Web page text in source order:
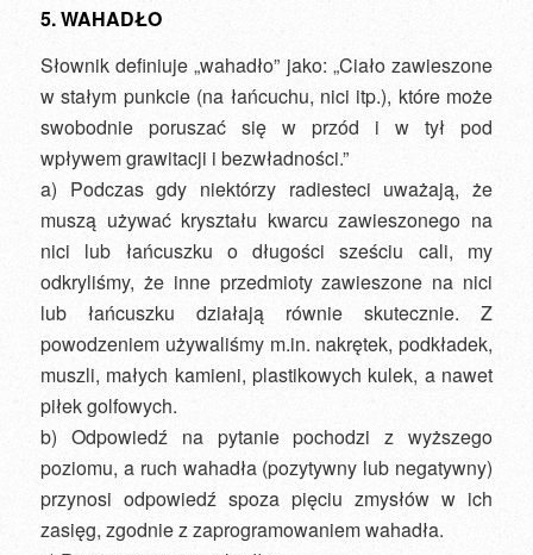
5. WAHADŁO
Słownik definiuje „wahadło” jako: „Ciało zawieszone
w stałym punkcie (na łańcuchu, nici itp.), które może
swobodnie poruszać się w przód i w tył pod
wpływem grawitacji i bezwładności.”
a) Podczas gdy niektórzy radiesteci uważają, że
muszą używać kryształu kwarcu zawieszonego na
nici lub łańcuszku o długości sześciu cali, my
odkryliśmy, że inne przedmioty zawieszone na nici
lub łańcuszku działają równie skutecznie. Z
powodzeniem używaliśmy m.in. nakrętek, podkładek,
muszli, małych kamieni, plastikowych kulek, a nawet
piłek golfowych.
b) Odpowiedź na pytanie pochodzi z wyższego
poziomu, a ruch wahadła (pozytywny lub negatywny)
przynosi odpowiedź spoza pięciu zmysłów w ich
zasięg, zgodnie z zaprogramowaniem wahadła.